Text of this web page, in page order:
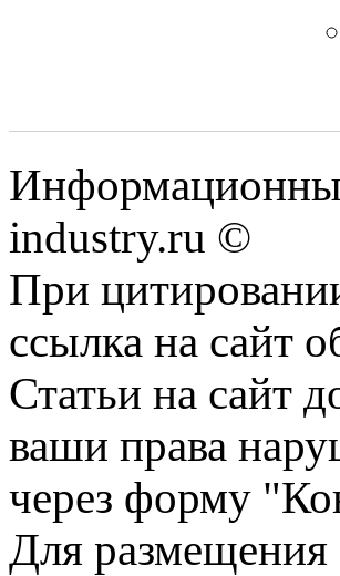
industry.ru ©
При
ссылка на сайт
Статьи на сайт
ваши права
через форму
Для размещения